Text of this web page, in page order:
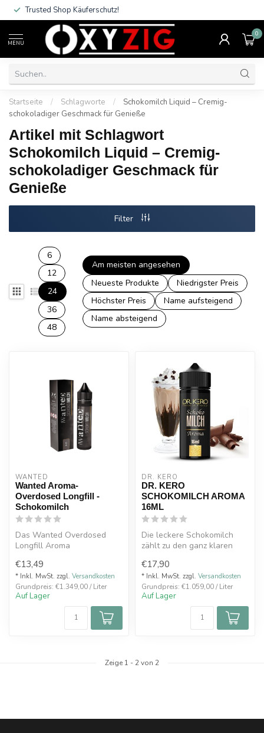
Trusted Shop Käuferschutz!
MENU
0
Startseite / Schlagworte /
Schokomilch Liquid – Cremig-
schokoladiger Geschmack für Genieße
Artikel mit Schlagwort
Schokomilch Liquid – Cremig-
schokoladiger Geschmack für
Genieße
Filter
6
12
24
36
48
Am meisten angesehen
Neueste Produkte
Niedrigster Preis
Höchster Preis
Name aufsteigend
Name absteigend
WANTED
Wanted Aroma-
Overdosed Longfill -
Schokomilch
Das Wanted Overdosed
Longfill Aroma
unwiderstehliches G...
€13,49
* Inkl. MwSt. zzgl. Versandkosten
Grundpreis: €1.349,00 / Liter
Auf Lager
DR. KERO
DR. KERO
SCHOKOMILCH AROMA
16ML
Die leckere Schokomilch
zählt zu den ganz klaren
geschmacksintensi...
€17,90
* Inkl. MwSt. zzgl. Versandkosten
Grundpreis: €1.059,00 / Liter
Auf Lager
Zeige 1 - 2von 2